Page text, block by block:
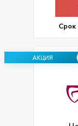
Срок
АКЦИЯ